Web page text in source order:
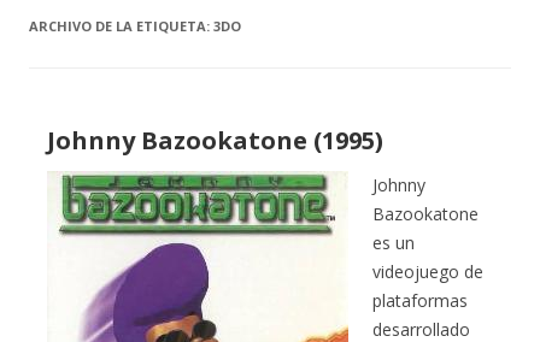
ARCHIVO DE LA ETIQUETA: 3DO
Johnny Bazookatone (1995)
Johnny
Bazookatone
es un
videojuego de
plataformas
desarrollado